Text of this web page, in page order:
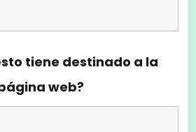
tiene destinado a la
web?